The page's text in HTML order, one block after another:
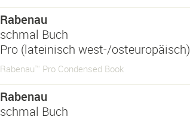
Rabenau
schmal Buch
Pro (lateinisch west-/osteuropäisch)
Rabenau™ Pro Condensed Book
Rabenau
schmal Buch